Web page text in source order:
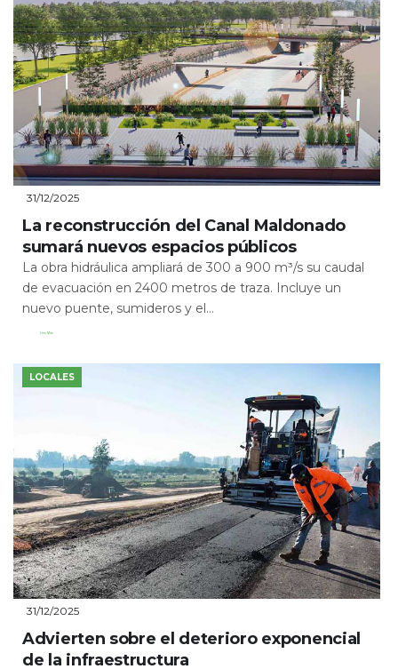
31/12/2025
La reconstrucción del Canal Maldonado
sumará nuevos espacios públicos
La obra hidráulica ampliará de 300 a 900 m³/s su caudal
de evacuación en 2400 metros de traza. Incluye un
nuevo puente, sumideros y el...
Leer Más
LOCALES
31/12/2025
Advierten sobre el deterioro exponencial
de la infraestructura